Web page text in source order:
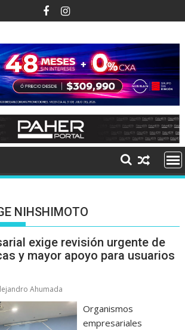
NIHSHIMOTO
exige revisión urgente de
y mayor apoyo para usuarios
Ahumada
Organismos
empresariales